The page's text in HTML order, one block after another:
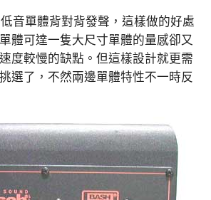
音單體背對背發聲，這樣做的好處
體可達一隻大尺寸單體的量感卻又
度較慢的缺點。但這樣設計就更需
選了，不然兩邊單體特性不一時反